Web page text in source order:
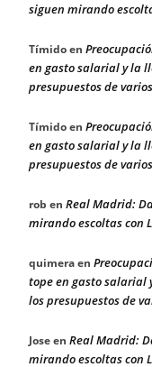
siguen mirando
Tímidoen
en gasto salarial y la
presupuestos de
Tímidoen
en gasto salarial y la
presupuestos de
rob en Real Madrid:
mirando escoltas con
quimeraen
tope en gasto salarial
los presupuestos de
Joseen Real Madrid:
mirando escoltas con